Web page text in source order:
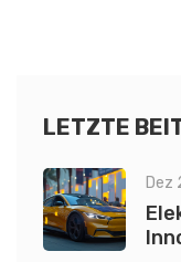
LETZTE
Dez